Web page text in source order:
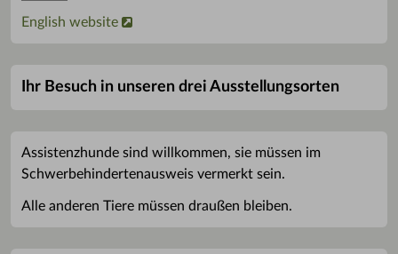
English website
Ihr Besuch in unseren drei Ausstellungsorten
Assistenzhunde sind willkommen, sie müssen im
Schwerbehindertenausweis vermerkt sein.
Alle anderen Tiere müssen draußen bleiben.